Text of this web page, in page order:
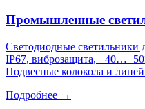
Промышленные
Светодиодные светильники
IP67, виброзащита,
Подвесные колокола и
Подробнее →